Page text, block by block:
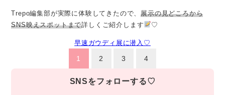
Trepo編集部が実際に体験してきたので、展示の見どころから
SNS映えスポットまで詳しくご紹介します ♡
早速ガウディ展に潜入♡
1 2 3 4
SNSをフォローする♡